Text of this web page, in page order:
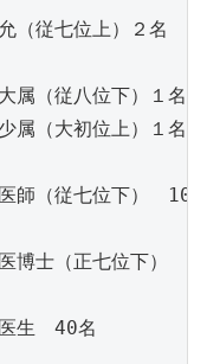
従七位上）２名
（従八位下）１名
（大初位上）１名
（従七位下）　10
（正七位下）　１
　40名